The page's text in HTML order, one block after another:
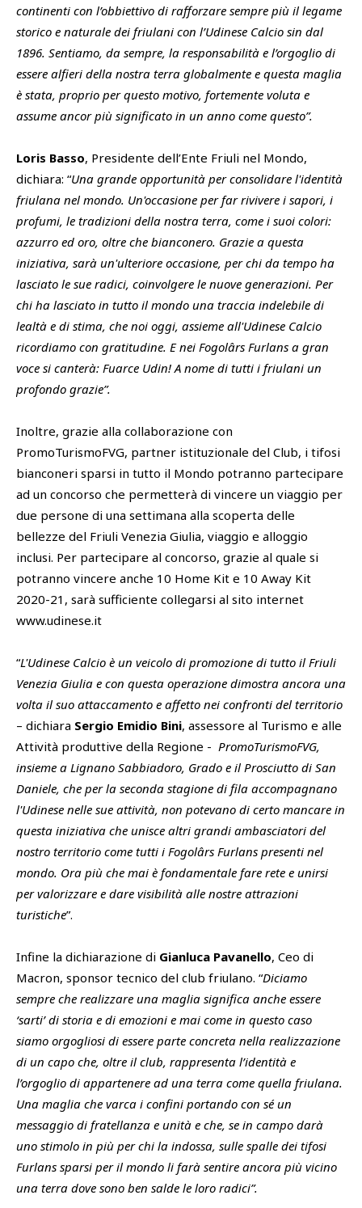
continenti con l’obbiettivo di rafforzare sempre più il legame
storico e naturale dei friulani con l’Udinese Calcio sin dal
1896. Sentiamo, da sempre, la responsabilità e l’orgoglio di
essere alfieri della nostra terra globalmente e questa maglia
è stata, proprio per questo motivo, fortemente voluta e
assume ancor più significato in un anno come questo”.
Loris Basso, Presidente dell’Ente Friuli nel Mondo,
dichiara: “Una grande opportunità per consolidare l'identità
friulana nel mondo. Un'occasione per far rivivere i sapori, i
profumi, le tradizioni della nostra terra, come i suoi colori:
azzurro ed oro, oltre che bianconero. Grazie a questa
iniziativa, sarà un'ulteriore occasione, per chi da tempo ha
lasciato le sue radici, coinvolgere le nuove generazioni. Per
chi ha lasciato in tutto il mondo una traccia indelebile di
lealtà e di stima, che noi oggi, assieme all'Udinese Calcio
ricordiamo con gratitudine. E nei Fogolârs Furlans a gran
voce si canterà: Fuarce Udin! A nome di tutti i friulani un
profondo grazie”.
Inoltre, grazie alla collaborazione con
PromoTurismoFVG, partner istituzionale del Club, i tifosi
bianconeri sparsi in tutto il Mondo potranno partecipare
ad un concorso che permetterà di vincere un viaggio per
due persone di una settimana alla scoperta delle
bellezze del Friuli Venezia Giulia, viaggio e alloggio
inclusi. Per partecipare al concorso, grazie al quale si
potranno vincere anche 10 Home Kit e 10 Away Kit
2020-21, sarà sufficiente collegarsi al sito internet
www.udinese.it
“L'Udinese Calcio è un veicolo di promozione di tutto il Friuli
Venezia Giulia e con questa operazione dimostra ancora una
volta il suo attaccamento e affetto nei confronti del territorio
– dichiara Sergio Emidio Bini, assessore al Turismo e alle
Attività produttive della Regione - PromoTurismoFVG,
insieme a Lignano Sabbiadoro, Grado e il Prosciutto di San
Daniele, che per la seconda stagione di fila accompagnano
l'Udinese nelle sue attività, non potevano di certo mancare in
questa iniziativa che unisce altri grandi ambasciatori del
nostro territorio come tutti i Fogolârs Furlans presenti nel
mondo. Ora più che mai è fondamentale fare rete e unirsi
per valorizzare e dare visibilità alle nostre attrazioni
turistiche”.
Infine la dichiarazione di Gianluca Pavanello, Ceo di
Macron, sponsor tecnico del club friulano. “Diciamo
sempre che realizzare una maglia significa anche essere
‘sarti’ di storia e di emozioni e mai come in questo caso
siamo orgogliosi di essere parte concreta nella realizzazione
di un capo che, oltre il club, rappresenta l’identità e
l’orgoglio di appartenere ad una terra come quella friulana.
Una maglia che varca i confini portando con sé un
messaggio di fratellanza e unità e che, se in campo darà
uno stimolo in più per chi la indossa, sulle spalle dei tifosi
Furlans sparsi per il mondo li farà sentire ancora più vicino
una terra dove sono ben salde le loro radici”.